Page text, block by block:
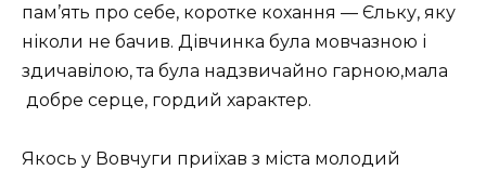
пам’ять про себе, коротке кохання — Єльку, яку
ніколи не бачив. Дівчинка була мовчазною і
здичавілою, та була надзвичайно гарною,мала
добре серце, гордий характер.
Якось у Вовчуги приїхав з міста молодий